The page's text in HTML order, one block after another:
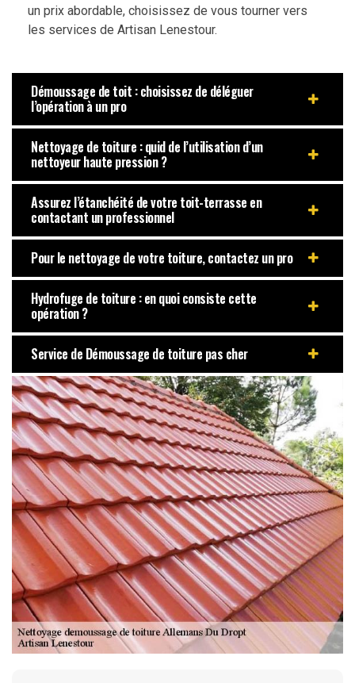
un prix abordable, choisissez de vous tourner vers
les services de Artisan Lenestour.
Démoussage de toit : choisissez de déléguer
l’opération à un pro
Nettoyage de toiture : quid de l’utilisation d’un
nettoyeur haute pression ?
Assurez l’étanchéité de votre toit-terrasse en
contactant un professionnel
Pour le nettoyage de votre toiture, contactez un pro
Hydrofuge de toiture : en quoi consiste cette
opération ?
Service de Démoussage de toiture pas cher